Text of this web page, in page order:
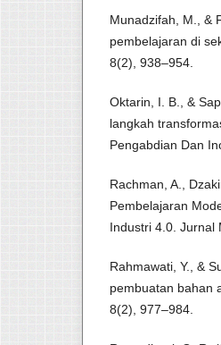
Munadzifah, M., &
pembelajaran di
8(2), 938–954.
Oktarin, I. B., &
langkah
Pengabdian Dan
Rachman, A.,
Pembelajaran
Industri 4.0. Jurnal
Rahmawati, Y., &
pembuatan bahan
8(2), 977–984.